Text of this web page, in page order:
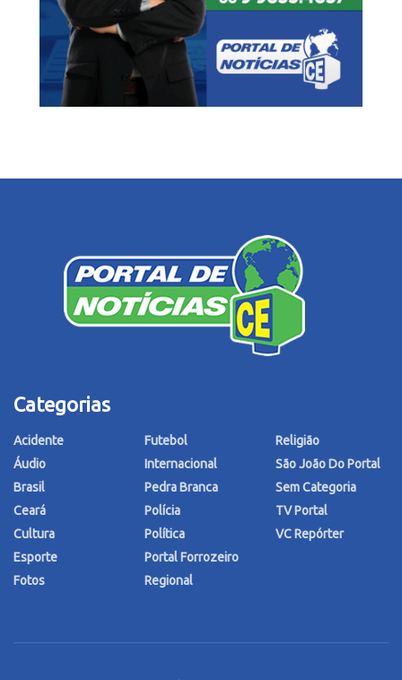
Categorias
Acidente
Áudio
Brasil
Ceará
Cultura
Esporte
Fotos
Futebol
Internacional
Pedra Branca
Polícia
Política
Portal Forrozeiro
Regional
Religião
São João Do Portal
Sem Categoria
TV Portal
VC Repórter